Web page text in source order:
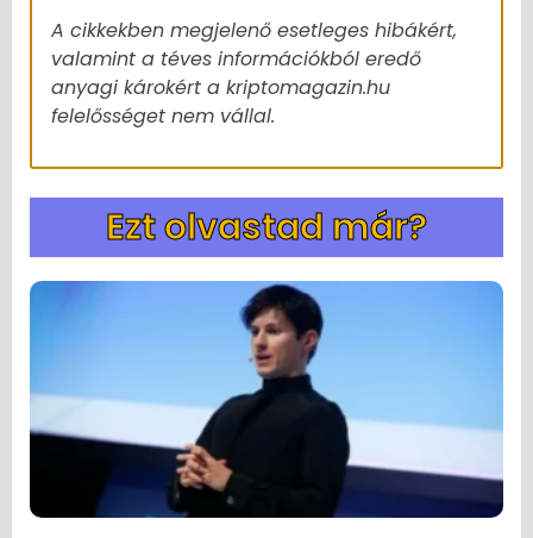
A cikkekben megjelenő esetleges hibákért,
valamint a téves információkból eredő
anyagi károkért a kriptomagazin.hu
felelősséget nem vállal.
Ezt olvastad már?